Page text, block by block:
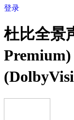
登录
杜比全景